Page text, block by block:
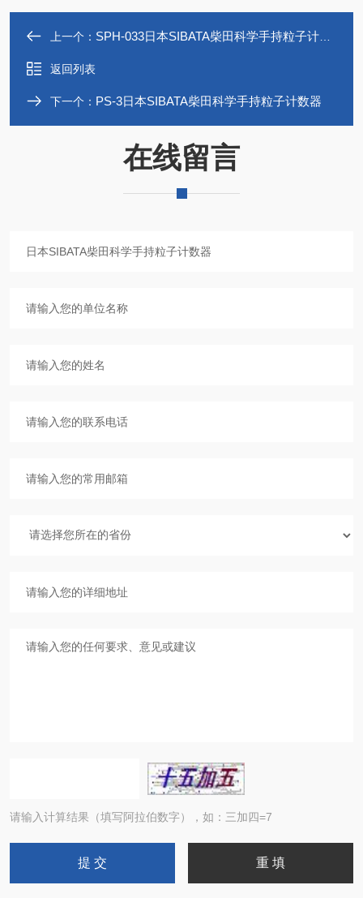
上一个： SPH-033日本SIBATA柴田科学手持粒子计数器
返回列表
下一个： PS-3日本SIBATA柴田科学手持粒子计数器
在线留言
请输入计算结果（填写阿拉伯数字），如：三加四=7